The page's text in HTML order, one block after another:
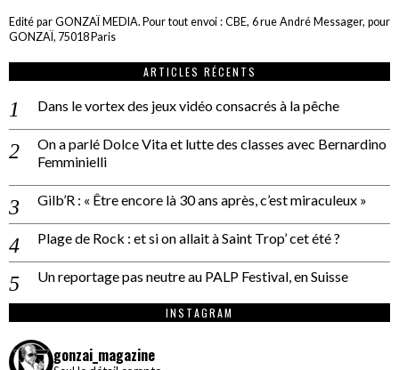
Edité par GONZAÏ MEDIA. Pour tout envoi : CBE, 6 rue André Messager, pour
GONZAÏ, 75018 Paris
ARTICLES RÉCENTS
Dans le vortex des jeux vidéo consacrés à la pêche
On a parlé Dolce Vita et lutte des classes avec Bernardino
Femminielli
Gilb’R : « Être encore là 30 ans après, c’est miraculeux »
Plage de Rock : et si on allait à Saint Trop’ cet été ?
Un reportage pas neutre au PALP Festival, en Suisse
INSTAGRAM
gonzai_magazine